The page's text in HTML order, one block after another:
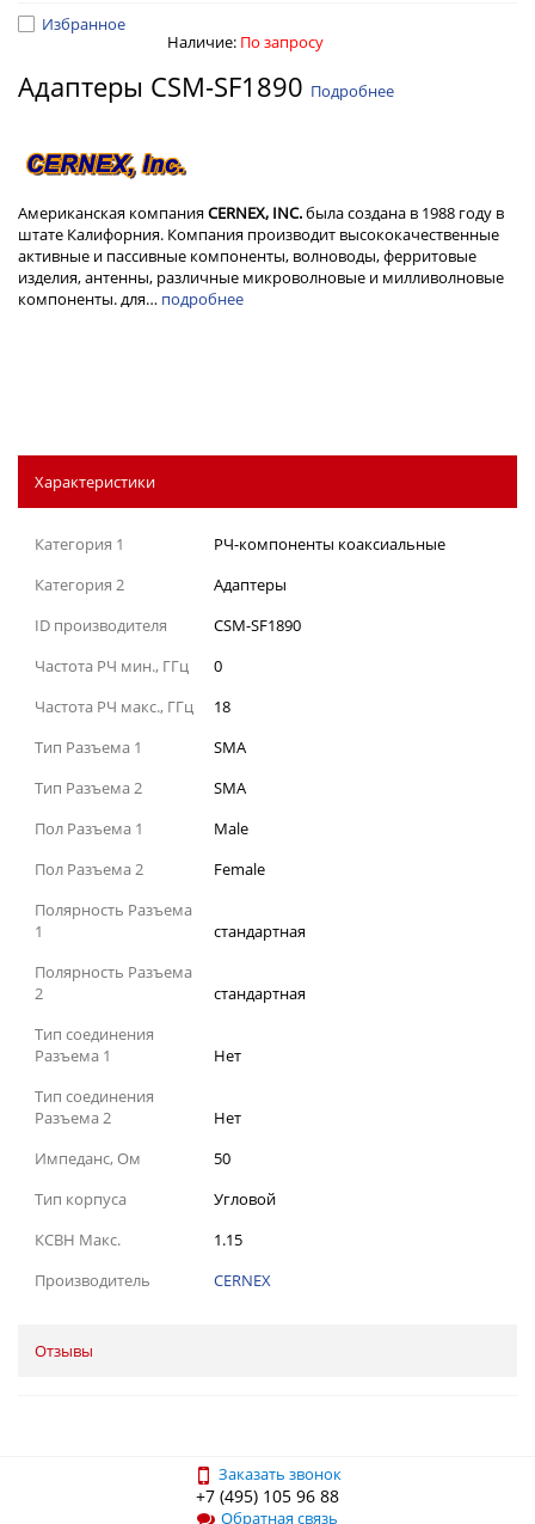
Избранное
Наличие: По запросу
Адаптеры CSM-SF1890 Подробнее
Американская компанияCERNEX, INC.была создана в 1988 году в
штате Калифорния. Компания производит высококачественные
активные и пассивные компоненты, волноводы, ферритовые
изделия, антенны, различные микроволновые и милливолновые
компоненты. для… подробнее
Характеристики
Категория 1
РЧ-компоненты коаксиальные
Категория 2
Адаптеры
ID производителя
CSM-SF1890
Частота РЧ мин., ГГц
0
Частота РЧ макс., ГГц
18
Тип Разъема 1
SMA
Тип Разъема 2
SMA
Пол Разъема 1
Male
Пол Разъема 2
Female
Полярность Разъема
1
стандартная
Полярность Разъема
2
стандартная
Тип соединения
Разъема 1
Нет
Тип соединения
Разъема 2
Нет
Импеданс, Ом
50
Тип корпуса
Угловой
КСВН Макс.
1.15
Производитель
CERNEX
Отзывы
Заказать звонок
+7 (495) 105 96 88
Обратная связь